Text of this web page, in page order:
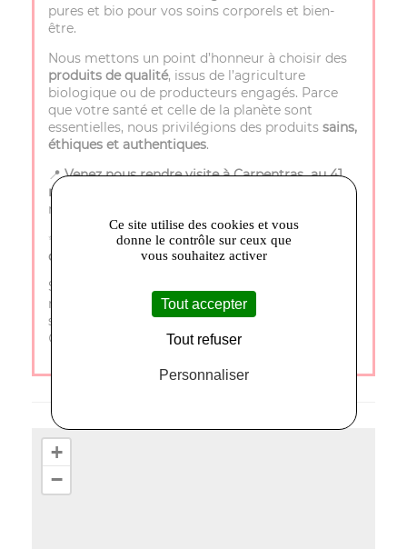
pures et bio pour vos soins corporels et bien-
être.
Nous mettons un point d’honneur à choisir des
produits de qualité, issus de l’agriculture
biologique ou de producteurs engagés. Parce
que votre santé et celle de la planète sont
essentielles, nous privilégions des produits sains,
éthiques et authentiques.
📍Venez nous rendre visite à Carpentras au 41
rue porte de Monteux
et laissez-vous séduire par
nos trésors naturels !
✨
Le comptoir du bien-être– La nature au service
de votre bien-être ! ✨
Si vous souhaitez une personnalisation avec le
nom de votre boutique ou des détails
spécifiques, dites-moi le! je suis à votre service
😊
+
−
Ce site utilise des cookies et vous
donne le contrôle sur ceux que
vous souhaitez activer
Tout accepter
Tout refuser
Personnaliser